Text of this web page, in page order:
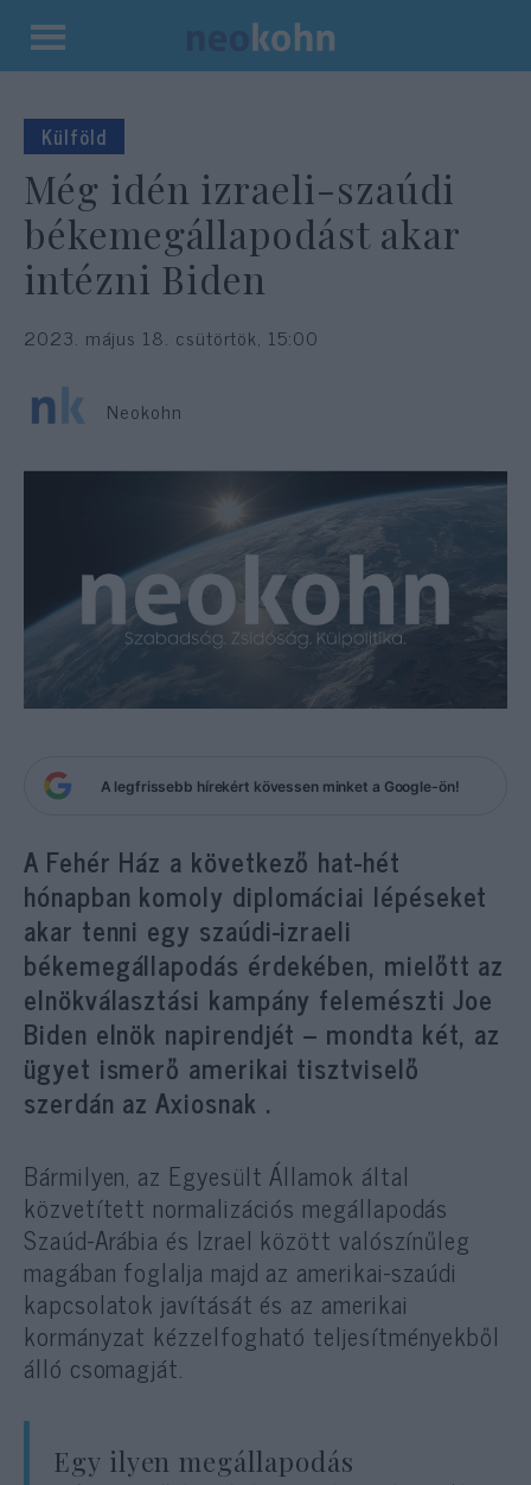
Kilépés
tartalomba
Külföld
Még idén izraeli-szaúdi
békemegállapodást akar
intézni Biden
2023. május 18. csütörtök, 15:00
Neokohn
A legfrissebb hírekért kövessen minket a Google-ön!
A Fehér Ház a következő hat-hét
hónapban komoly diplomáciai lépéseket
akar tenni egy szaúdi-izraeli
békemegállapodás érdekében, mielőtt az
elnökválasztási kampány felemészti Joe
Biden elnök napirendjét – mondta két, az
ügyet ismerő amerikai tisztviselő
szerdán az Axiosnak .
Bármilyen, az Egyesült Államok által
közvetített normalizációs megállapodás
Szaúd-Arábia és Izrael között valószínűleg
magában foglalja majd az amerikai-szaúdi
kapcsolatok javítását és az amerikai
kormányzat kézzelfogható teljesítményekből
álló csomagját.
Egy ilyen megállapodás